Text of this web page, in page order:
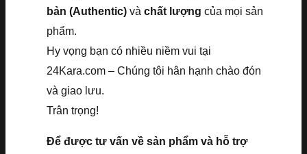
bản (Authentic) và chất lượng của mọi sản
phẩm.
Hy vọng bạn có nhiều niềm vui tại
24Kara.com – Chúng tôi hân hạnh chào đón
và giao lưu.
Trân trọng!
Để được tư vấn về sản phẩm và hỗ trợ